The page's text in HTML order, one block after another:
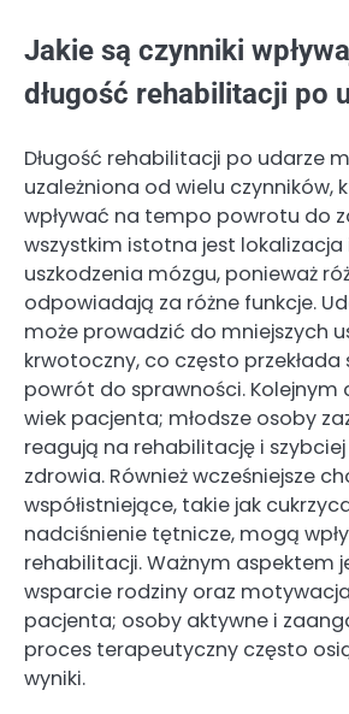
Jakie są czynniki
długość rehabilitacji po
Długość rehabilitacji po udarze
uzależniona od wielu czynników,
wpływać na tempo powrotu do
wszystkim istotna jest lokalizacja
uszkodzenia mózgu, ponieważ
odpowiadają za różne funkcje.
może prowadzić do mniejszych
krwotoczny, co często przekłada
powrót do sprawności. Kolejnym
wiek pacjenta; młodsze osoby
reagują na rehabilitację i
zdrowia. Również wcześniejsze
współistniejące, takie jak
nadciśnienie tętnicze, mogą
rehabilitacji. Ważnym aspektem
wsparcie rodziny oraz
pacjenta; osoby aktywne i
proces terapeutyczny często
wyniki.